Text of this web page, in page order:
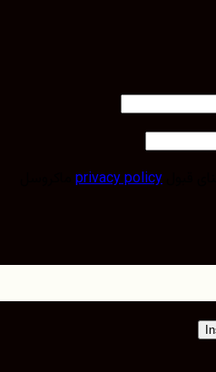
privacy policyماکروسل